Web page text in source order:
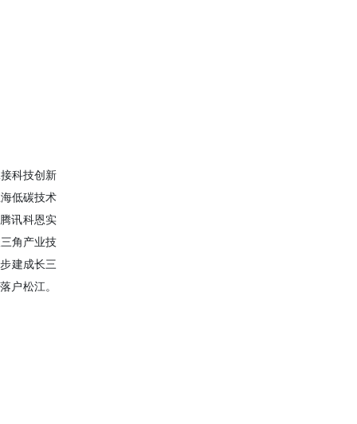
科技创新
低碳技术
讯科恩实
角产业技
建成长三
户松江。